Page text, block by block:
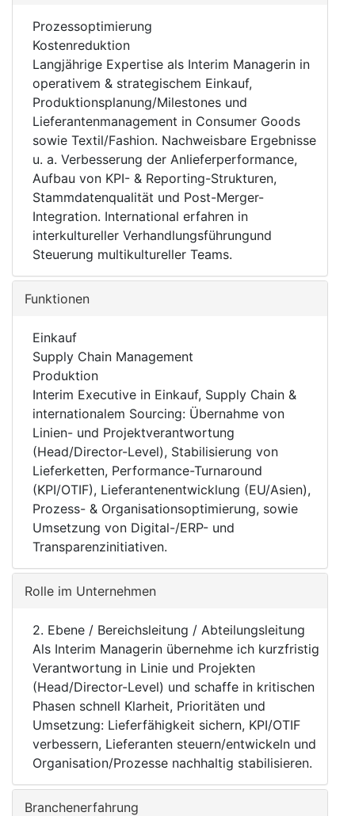
Prozessoptimierung
Kostenreduktion
Langjährige Expertise als Interim Managerin in
operativem & strategischem Einkauf,
Produktionsplanung/Milestones und
Lieferantenmanagement in Consumer Goods
sowie Textil/Fashion. Nachweisbare Ergebnisse
u. a. Verbesserung der Anlieferperformance,
Aufbau von KPI- & Reporting-Strukturen,
Stammdatenqualität und Post-Merger-
Integration. International erfahren in
interkultureller Verhandlungsführungund
Steuerung multikultureller Teams.
Funktionen
Einkauf
Supply Chain Management
Produktion
Interim Executive in Einkauf, Supply Chain &
internationalem Sourcing: Übernahme von
Linien- und Projektverantwortung
(Head/Director-Level), Stabilisierung von
Lieferketten, Performance-Turnaround
(KPI/OTIF), Lieferantenentwicklung (EU/Asien),
Prozess- & Organisationsoptimierung, sowie
Umsetzung von Digital-/ERP- und
Transparenzinitiativen.
Rolle im Unternehmen
2. Ebene / Bereichsleitung / Abteilungsleitung
Als Interim Managerin übernehme ich kurzfristig
Verantwortung in Linie und Projekten
(Head/Director-Level) und schaffe in kritischen
Phasen schnell Klarheit, Prioritäten und
Umsetzung: Lieferfähigkeit sichern, KPI/OTIF
verbessern, Lieferanten steuern/entwickeln und
Organisation/Prozesse nachhaltig stabilisieren.
Branchenerfahrung